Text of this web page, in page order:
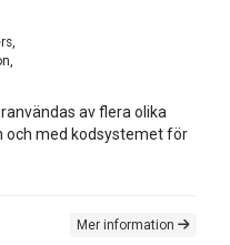
av flera olika
och med kodsystemet för
Mer information